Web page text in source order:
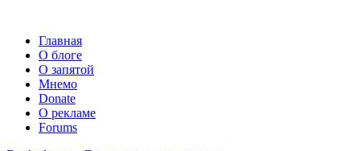
Главная
О блоге
О запятой
Мнемо
Donate
О рекламе
Forums